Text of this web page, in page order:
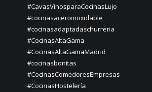
#CavasVinosparaCocinasLujo
#cocinasaceroinoxidable
#cocinasadaptadaschurreria
#CocinasAltaGama
#CocinasAltaGamaMadrid
#cocinasbonitas
#CocinasComedoresEmpresas
#CocinasHostelería